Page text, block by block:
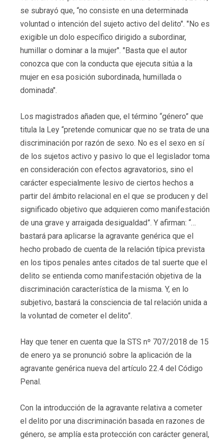
se subrayó que, “no consiste en una determinada
voluntad o intención del sujeto activo del delito". "No es
exigible un dolo específico dirigido a subordinar,
humillar o dominar a la mujer". "Basta que el autor
conozca que con la conducta que ejecuta sitúa a la
mujer en esa posición subordinada, humillada o
dominada".
Los magistrados añaden que, el término “género” que
titula la Ley “pretende comunicar que no se trata de una
discriminación por razón de sexo. No es el sexo en sí
de los sujetos activo y pasivo lo que el legislador toma
en consideración con efectos agravatorios, sino el
carácter especialmente lesivo de ciertos hechos a
partir del ámbito relacional en el que se producen y del
significado objetivo que adquieren como manifestación
de una grave y arraigada desigualdad”. Y afirman: “…
bastará para aplicarse la agravante genérica que el
hecho probado de cuenta de la relación típica prevista
en los tipos penales antes citados de tal suerte que el
delito se entienda como manifestación objetiva de la
discriminación característica de la misma. Y, en lo
subjetivo, bastará la consciencia de tal relación unida a
la voluntad de cometer el delito”.
Hay que tener en cuenta que la STS nº 707/2018 de 15
de enero ya se pronunció sobre la aplicación de la
agravante genérica nueva del artículo 22.4 del Código
Penal.
Con la introducción de la agravante relativa a cometer
el delito por una discriminación basada en razones de
género, se amplía esta protección con carácter general,